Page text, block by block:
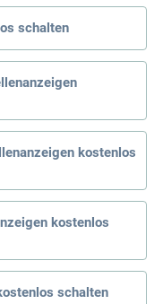
schalten
kostenlos
kostenlos
schalten